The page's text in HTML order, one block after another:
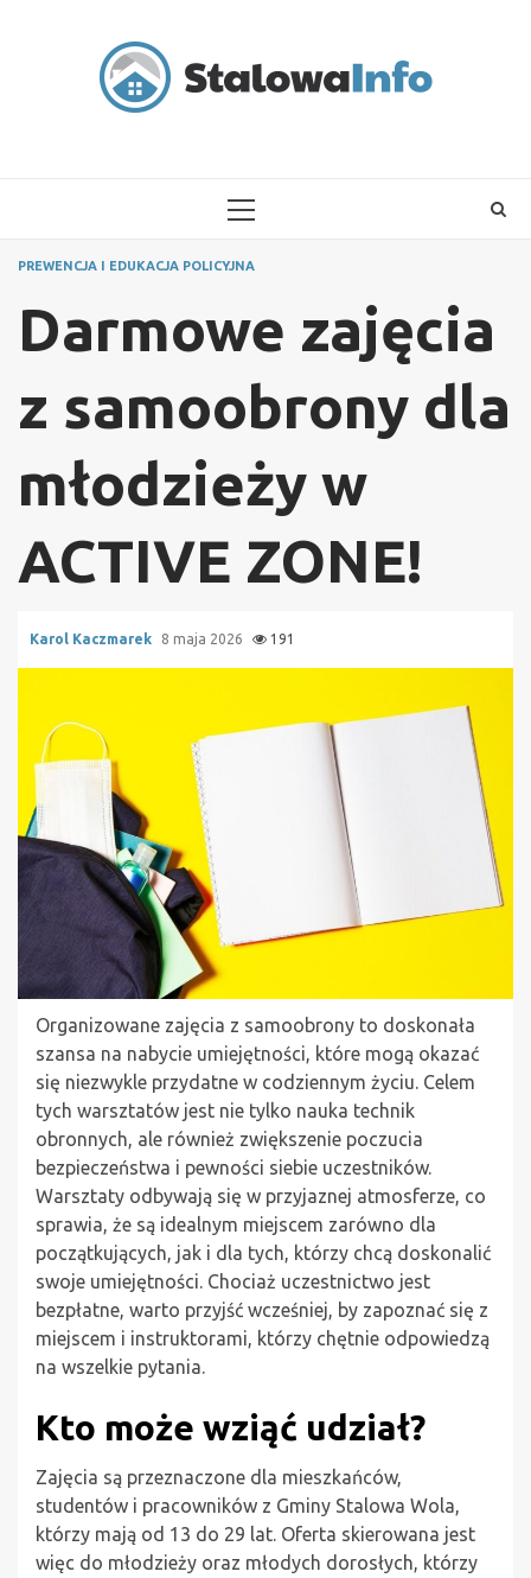
PRIMARY
PREWENCJA I EDUKACJA POLICYJNA
Darmowe zajęcia
z samoobrony dla
młodzieży w
ACTIVE ZONE!
Karol Kaczmarek 8 maja 2026 191
Organizowane zajęcia z samoobrony to doskonała
szansa na nabycie umiejętności, które mogą okazać
się niezwykle przydatne w codziennym życiu. Celem
tych warsztatów jest nie tylko nauka technik
obronnych, ale również zwiększenie poczucia
bezpieczeństwa i pewności siebie uczestników.
Warsztaty odbywają się w przyjaznej atmosferze, co
sprawia, że są idealnym miejscem zarówno dla
początkujących, jak i dla tych, którzy chcą doskonalić
swoje umiejętności. Chociaż uczestnictwo jest
bezpłatne, warto przyjść wcześniej, by zapoznać się z
miejscem i instruktorami, którzy chętnie odpowiedzą
na wszelkie pytania.
Kto może wziąć udział?
Zajęcia są przeznaczone dla mieszkańców,
studentów i pracowników z Gminy Stalowa Wola,
którzy mają od 13 do 29 lat. Oferta skierowana jest
więc do młodzieży oraz młodych dorosłych, którzy